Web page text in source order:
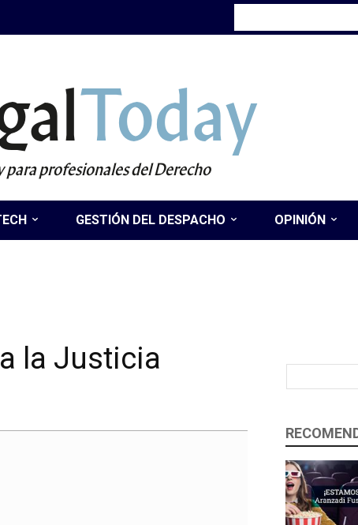
Today
para profesionales del Derecho
GESTIÓN DEL DESPACHO OPINIÓN
la Justicia